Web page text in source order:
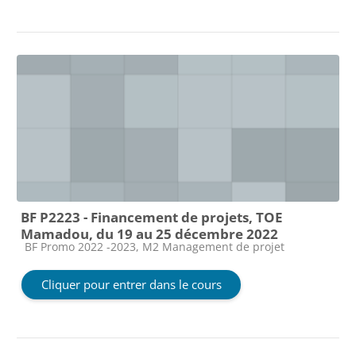
BF P2223 - Financement de projets, TOE
Mamadou, du 19 au 25 décembre 2022
Catégorie de cours
BF Promo 2022 -2023, M2 Management de projet
Cliquer pour entrer dans le cours